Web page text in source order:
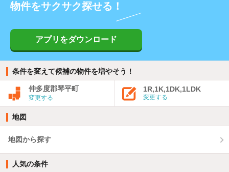
物件をサクサク探せる！
アプリをダウンロード
条件を変えて候補の物件を増やそう！
仲多度郡琴平町
変更する
1R,1K,1DK,1LDK
変更する
地図
地図から探す
人気の条件